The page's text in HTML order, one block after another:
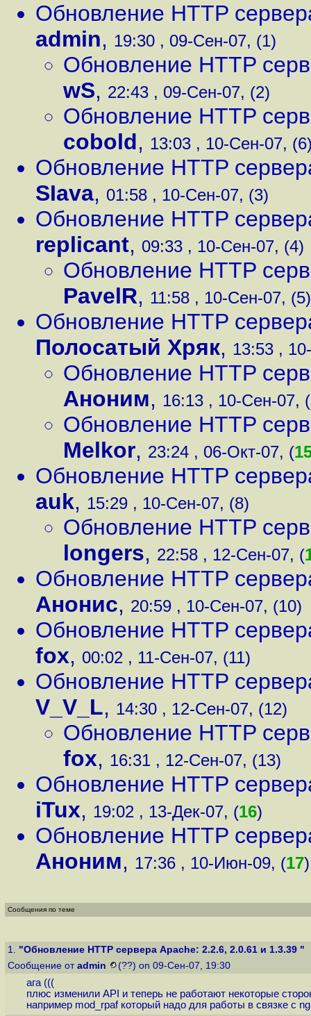
Обновление HTTP
admin, 19:30 , 09-Сен-07, (1)
Обновление HTTP
wS, 22:43 , 09-Сен-07, (2)
Обновление HTTP
cobold, 13:03 , 10-Сен-07,
Обновление HTTP
SIava, 01:58 , 10-Сен-07, (3)
Обновление HTTP
replicant, 09:33 , 10-Сен-07, (4)
Обновление HTTP
PavelR, 11:58 , 10-Сен-07, (5)
Обновление HTTP
Полосатый Хряк, 13:53 ,
Обновление HTTP
Аноним, 16:13 , 10-Сен-07,
Обновление HTTP
Melkor, 23:24 , 06-Окт-07, (
Обновление HTTP
auk, 15:29 , 10-Сен-07, (8)
Обновление HTTP
longers, 22:58 , 12-Сен-07, (
Обновление HTTP
Анонис, 20:59 , 10-Сен-07, (10)
Обновление HTTP
fox, 00:02 , 11-Сен-07, (11)
Обновление HTTP
V_V_L, 14:30 , 12-Сен-07, (12)
Обновление HTTP
fox, 16:31 , 12-Сен-07, (13)
Обновление HTTP
iTux, 19:02 , 13-Дек-07, (16)
Обновление HTTP
Аноним, 17:36 , 10-Июн-09, (17)
Сообщения по теме
1. "Обновление HTTP сервера Apache: 2.2.6, 2.0.61 и 1.3.39 "
Сообщение от admin (??) on 09-Сен-07, 19:30
ага (((
плюс изменили API и теперь не работают некоторые
например mod_rpaf который надо для работы в связке с